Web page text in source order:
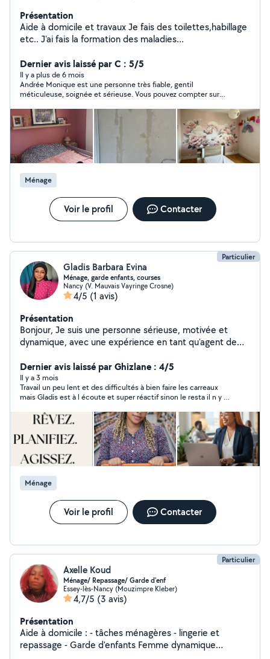
Présentation
Aide à domicile et travaux Je fais des toilettes,habillage
etc.. J'ai fais la formation des maladies
attestation il y 25 ans Attestation délivrée en 2010 Je
fais aussi de la garde occasionnelle d'enfants que soit
avec pathologies ou autres (nourrissons) je fais des
ménages également, visites et remises en état
d'appartement . Airbnb Ensuite peintures , tapisseries à
la demande. Fais également du nettoyage jardinage ,j'ai
taille haie,etc Je retape également des meubles
,relooking Je peux également vous amener pour vos
courses,rdv médicaux également Je fais également de
la garde d'enfants,à été Gouvernante chez des
particuliers qui avait deux enfants Si besoin je peux
garder votre animal également A bientôt Monique
Dernier avis laissé par C : 5/5
Il y a plus de 6 mois
Andrée Monique est une personne très fiable, gentil
méticuleuse, soignée et sérieuse. Vous pouvez compter sur
profil et de collaborer ensemble 🤝
Ménage
Voir le profil Contacter
Particulier
Gladis Barbara Evina
Ménage, garde enfants, courses
Nancy (V. Mauvais Vayringe Crosne)
4/5 (1 avis)
Présentation
Bonjour, Je suis une personne sérieuse, motivée et
dynamique, avec une expérience en tant qu'agent de
de l'entretien. Je possède également d'autres
certificats et expériences dans différents services. Je
propose mes services pour : ménage à domicile,
rangement et organisation, repassage léger, baby-sitting
/ garde d'enfants aide aux tâches du quotidien, aides
aux courses Je suis ponctuelle, discrète, appliquée et
j'aime le travail bien fait. Disponible immédiatement, je
suis prête à vous aider selon vos besoins.
Dernier avis laissé par Ghizlane : 4/5
Il y a 3 mois
Travail un peu lent et des difficultés à bien faire les carreaux
mais Gladis est à l écoute et super réactif sinon le resta il n y a
Ménage
Voir le profil Contacter
Particulier
Axelle Koud
Ménage/ Repassage/ Garde d'enf
Essey-lès-Nancy (Mouzimpre Kleber)
4,7/5 (3 avis)
Présentation
Aide à domicile : - tâches ménagères - lingerie et
repassage - Garde d'enfants Femme dynamique